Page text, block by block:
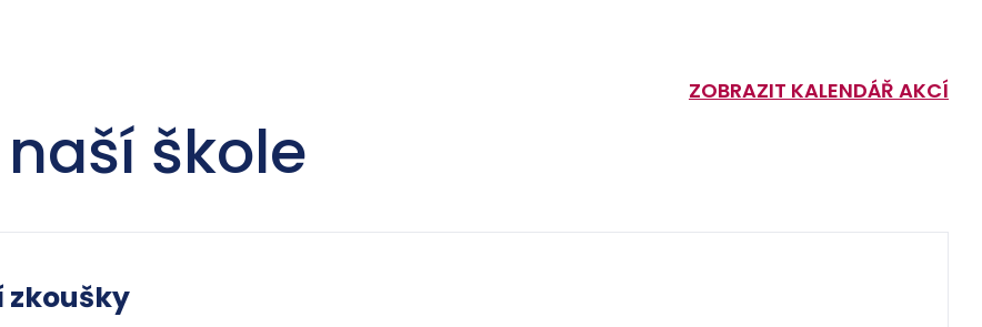
škole
ZOBRAZIT KALENDÁŘ AKCÍ
zkoušky